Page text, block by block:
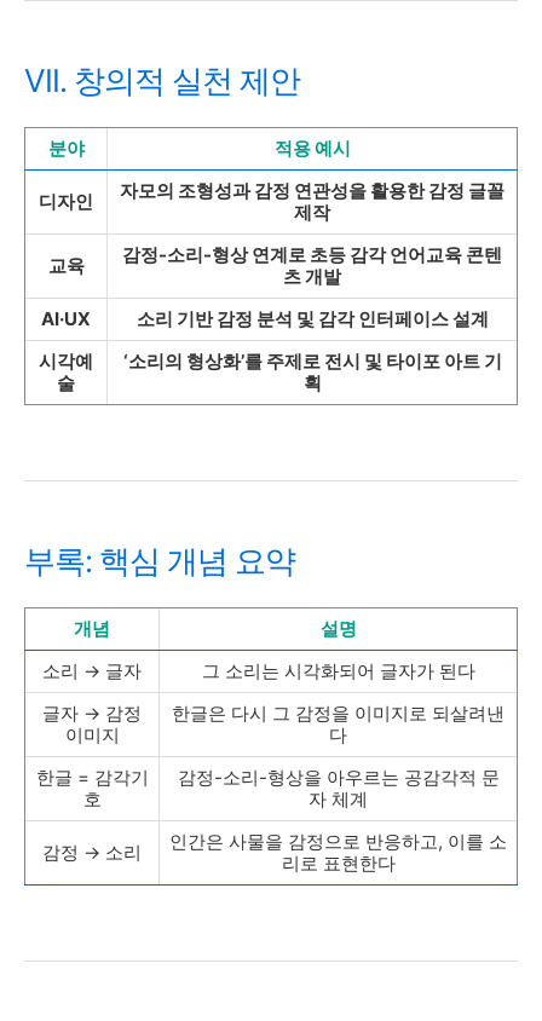
VII. 창의적 실천 제안
분야 적용 예시
디자인
자모의 조형성과 감정 연관성을 활용한 감정 글꼴
제작
교육
감정-소리-형상 연계로 초등 감각 언어교육 콘텐
츠 개발
AI·UX
소리 기반 감정 분석 및 감각 인터페이스 설계
시각예
술
‘소리의 형상화’를 주제로 전시 및 타이포 아트 기
획
부록: 핵심 개념 요약
개념
설명
소리 → 글자
그 소리는 시각화되어 글자가 된다
글자 → 감정
이미지
한글은 다시 그 감정을 이미지로 되살려낸
다
한글 = 감각기
호
감정-소리-형상을 아우르는 공감각적 문
자 체계
감정 → 소리
인간은 사물을 감정으로 반응하고, 이를 소
리로 표현한다